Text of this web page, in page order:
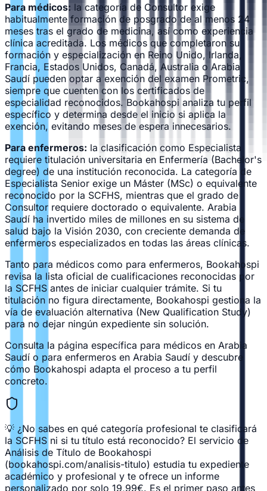
Para médicos: la categoría de Consultor exige
habitualmente formación de posgrado de al menos 24
meses tras el grado de medicina, así como experiencia
clínica acreditada. Los médicos que completaron su
formación y especialización en Reino Unido, Irlanda,
Francia, Estados Unidos, Canadá, Australia o Arabia
Saudí pueden optar a exención del examen Prometric,
siempre que cuenten con los certificados de
especialidad reconocidos. Bookahospi analiza tu perfil
específico y determina desde el inicio si aplica la
exención, evitando meses de espera innecesarios.
Para enfermeros: la clasificación como Especialista
requiere titulación universitaria en Enfermería (Bachelor's
degree) de una institución reconocida. La categoría de
Especialista Senior exige un Máster (MSc) o equivalente
reconocido por la SCFHS, mientras que el grado de
Consultor requiere doctorado o equivalente. Arabia
Saudí ha invertido miles de millones en su sistema de
salud bajo la Visión 2030, con creciente demanda de
enfermeros especializados en todas las áreas clínicas.
Tanto para médicos como para enfermeros, Bookahospi
revisa la lista oficial de cualificaciones reconocidas por
la SCFHS antes de iniciar cualquier trámite. Si tu
titulación no figura directamente, Bookahospi gestiona la
vía de evaluación alternativa (New Qualification Study)
para no dejar ningún expediente sin solución.
Consulta la página específica para médicos en Arabia
Saudí o para enfermeros en Arabia Saudí y descubre
cómo Bookahospi adapta el proceso a tu perfil
concreto.
💡 ¿No sabes en qué categoría profesional te clasificará
la SCFHS ni si tu título está reconocido? El servicio de
Análisis de Título de Bookahospi
(bookahospi.com/analisis-titulo) estudia tu expediente
académico y profesional y te ofrece un informe
personalizado por solo 19,99€. Es el primer paso antes